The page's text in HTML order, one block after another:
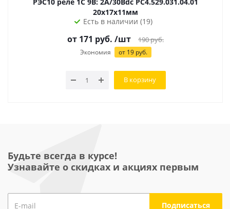
20х17х11мм
Есть в наличии (19)
от 171 руб. /шт 190руб.
Экономия от 19руб.
В корзину
Будьте всегда в курсе!
Узнавайте о скидках и акциях первым